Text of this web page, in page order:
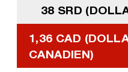
38 SRD
1,36 CAD
CANADIEN)